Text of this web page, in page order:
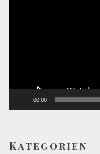
Ä
E
T
O
00:00
Kategorien